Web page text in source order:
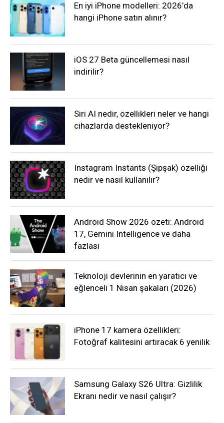
En iyi iPhone modelleri: 2026’da
hangi iPhone satın alınır?
iOS 27 Beta güncellemesi nasıl
indirilir?
Siri AI nedir, özellikleri neler ve hangi
cihazlarda destekleniyor?
Instagram Instants (Şipşak) özelliği
nedir ve nasıl kullanılır?
Android Show 2026 özeti: Android
17, Gemini Intelligence ve daha
fazlası
Teknoloji devlerinin en yaratıcı ve
eğlenceli 1 Nisan şakaları (2026)
iPhone 17 kamera özellikleri:
Fotoğraf kalitesini artıracak 6 yenilik
Samsung Galaxy S26 Ultra: Gizlilik
Ekranı nedir ve nasıl çalışır?